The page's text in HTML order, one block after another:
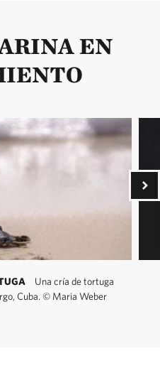
EN
Una cría de tortuga
Cuba. © Maria Weber